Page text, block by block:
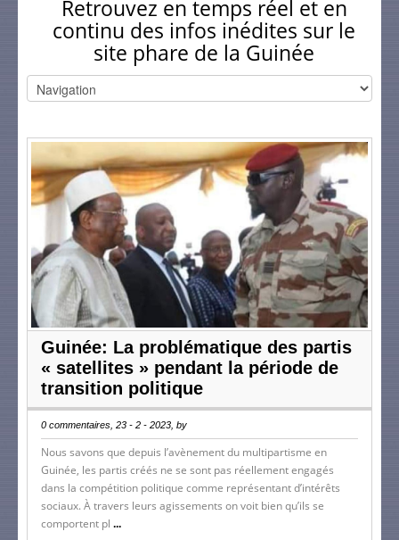
Retrouvez en temps réel et en
continu des infos inédites sur le
site phare de la Guinée
Guinée: La problématique des partis
« satellites » pendant la période de
transition politique
0 commentaires, 23 - 2 - 2023, by
Nous savons que depuis l’avènement du multipartisme en
Guinée, les partis créés ne se sont pas réellement engagés
dans la compétition politique comme représentant d’intérêts
sociaux. À travers leurs agissements on voit bien qu’ils se
comportent pl ...